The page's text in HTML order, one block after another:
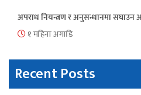
अपराध नियन्त्रण र अनुसन्धानमा सघाउन
१ महिना अगाडि
Recent Posts